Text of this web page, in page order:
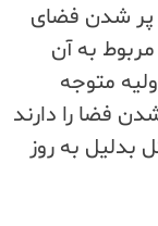
پر شدن فضای
مربوط به آن
متوجه
فضا را دارند
بدلیل به روز